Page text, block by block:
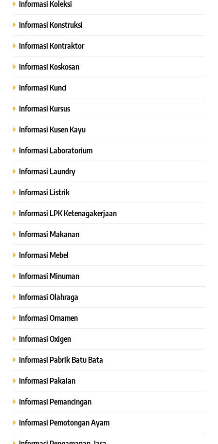
Informasi Koleksi
Informasi Konstruksi
Informasi Kontraktor
Informasi Koskosan
Informasi Kunci
Informasi Kursus
Informasi Kusen Kayu
Informasi Laboratorium
Informasi Laundry
Informasi Listrik
Informasi LPK Ketenagakerjaan
Informasi Makanan
Informasi Mebel
Informasi Minuman
Informasi Olahraga
Informasi Ornamen
Informasi Oxigen
Informasi Pabrik Batu Bata
Informasi Pakaian
Informasi Pemancingan
Informasi Pemotongan Ayam